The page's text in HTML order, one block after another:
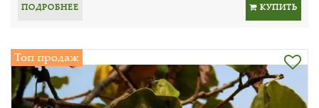
ПОДРОБНЕЕ КУПИТЬ
Топ продаж